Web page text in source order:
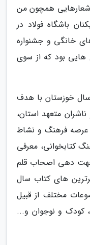
همچون من
باشگاه فولاد در
خانگی و جشنواره
هایی بود که از سوی
خوزستان با هدف
متعهد استان،
عرصه فرهنگ و نشاط
کتابخوانی، معرفی
دهی اصحاب قلم
های کتاب سال
مختلف از قبیل
کودک و نوجوان و...